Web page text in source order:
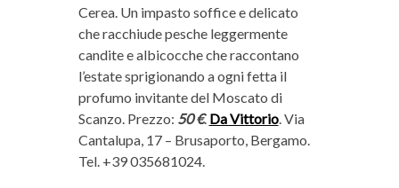
Cerea. Un impasto soffice e delicato
che racchiude pesche leggermente
candite e albicocche che raccontano
l’estate sprigionando a ogni fetta il
profumo invitante del Moscato di
Scanzo. Prezzo: 50 €. Da Vittorio. Via
Cantalupa, 17 – Brusaporto, Bergamo.
Tel. +39 035681024.